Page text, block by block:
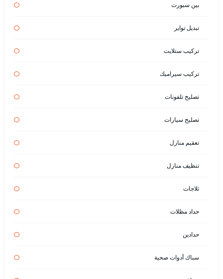
بين سبورت
تبديل تواير
تركيب ستلايت
تركيب سيراميك
تصليح تلفونات
تصليح سيارات
تعقيم منازل
تنظيف منازل
ثلاجات
حداد مظلات
حدادين
سباك أدوات صحية